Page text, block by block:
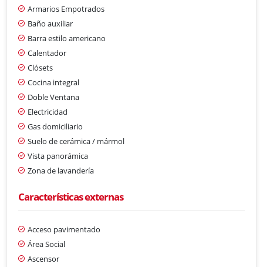
Armarios Empotrados
Baño auxiliar
Barra estilo americano
Calentador
Clósets
Cocina integral
Doble Ventana
Electricidad
Gas domiciliario
Suelo de cerámica / mármol
Vista panorámica
Zona de lavandería
Características externas
Acceso pavimentado
Área Social
Ascensor